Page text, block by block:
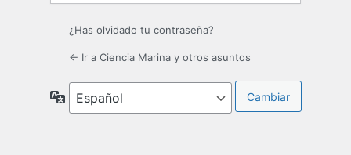
¿Has olvidado tu contraseña?
← Ir a Ciencia Marina y otros asuntos
Idioma